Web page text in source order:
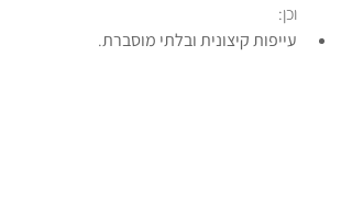
וכן:
עייפות קיצונית ובלתי מוסברת.